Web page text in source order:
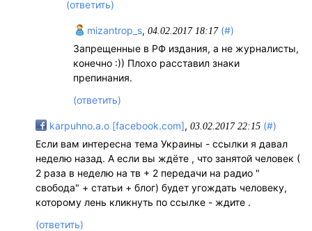
(ответить)
mizantrop_s,04.02.2017 18:17 (#)
Запрещенные в РФ издания, а не журналисты,
конечно :)) Плохо расставил знаки
препинания.
(ответить)
karpuhno.a.o [facebook.com],03.02.2017 22:15 (#)
Если вам интересна тема Украины - ссылки я давал
неделю назад. А если вы ждёте , что занятой человек (
2 раза в неделю на тв + 2 передачи на радио "
свобода" + статьи + блог) будет угождать человеку,
которому лень кликнуть по ссылке - ждите .
(ответить)